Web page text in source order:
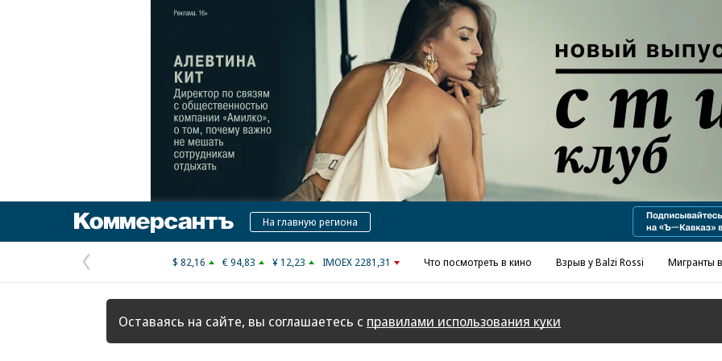
Реклама в «Ъ» www.kommersant.ru/ad
КоммерсантъНа главную региона
Предыдущая
страница
$ 82,16 € 94,83 ¥ 12,23 IMOEX 2281,31 Что посмотреть в кино Взрыв у Balzi Rossi Мигранты
Оставаясь на сайте, вы соглашаетесь с правилами использования куки